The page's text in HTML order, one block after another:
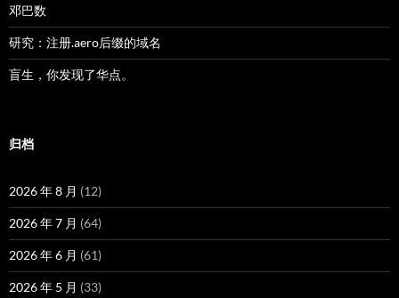
邓巴数
研究：注册.aero后缀的域名
盲生，你发现了华点。
归档
2026 年 8 月 (12)
2026 年 7 月 (64)
2026 年 6 月 (61)
2026 年 5 月 (33)